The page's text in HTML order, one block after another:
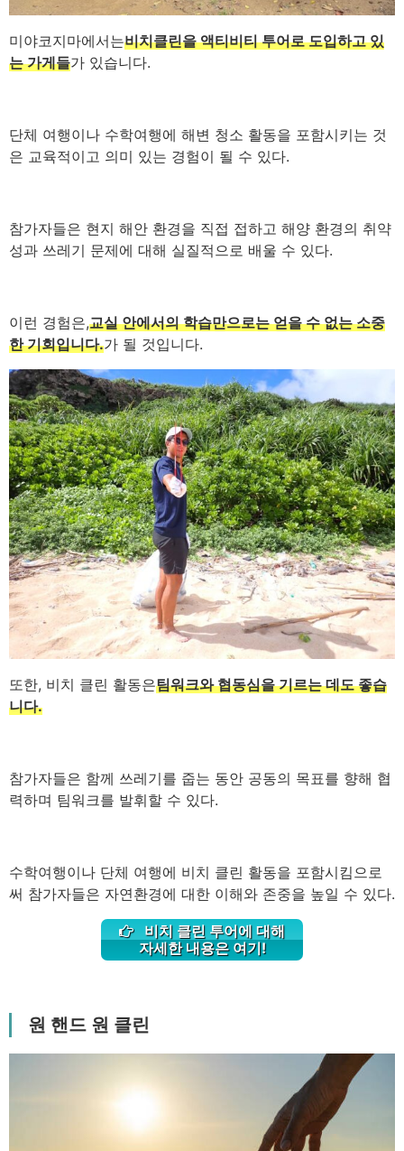
미야코지마에서는비치클린을 액티비티 투어로 도입하고 있
는 가게들가 있습니다.
단체 여행이나 수학여행에 해변 청소 활동을 포함시키는 것
은 교육적이고 의미 있는 경험이 될 수 있다.
참가자들은 현지 해안 환경을 직접 접하고 해양 환경의 취약
성과 쓰레기 문제에 대해 실질적으로 배울 수 있다.
이런 경험은,교실 안에서의 학습만으로는 얻을 수 없는 소중
한 기회입니다.가 될 것입니다.
또한, 비치 클린 활동은팀워크와 협동심을 기르는 데도 좋습
니다.
참가자들은 함께 쓰레기를 줍는 동안 공동의 목표를 향해 협
력하며 팀워크를 발휘할 수 있다.
수학여행이나 단체 여행에 비치 클린 활동을 포함시킴으로
써 참가자들은 자연환경에 대한 이해와 존중을 높일 수 있다.
비치 클린 투어에 대해
자세한 내용은 여기!
원 핸드 원 클린